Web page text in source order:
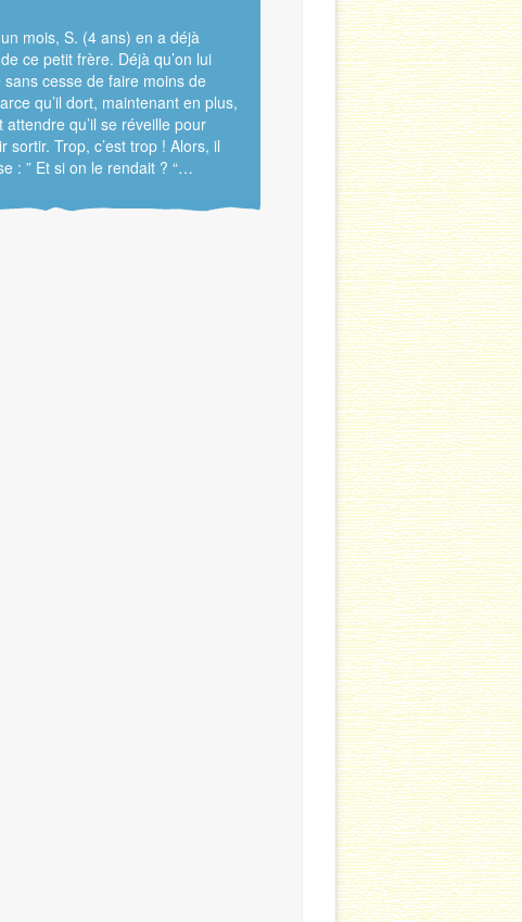
mois, S. (4 ans) en a déjà
ce petit frère. Déjà qu’on lui
sans cesse de faire moins de
qu’il dort, maintenant en plus,
attendre qu’il se réveille pour
sortir. Trop, c’est trop ! Alors, il
: ” Et si on le rendait ? “…